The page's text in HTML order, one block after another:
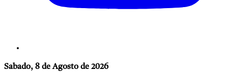
Sabado, 8 de Agosto de 2026